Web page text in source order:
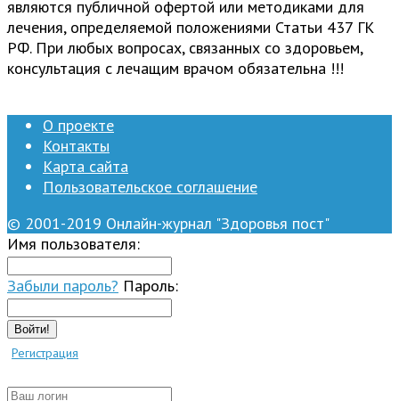
являются публичной офертой или методиками для
лечения, определяемой положениями Статьи 437 ГК
РФ. При любых вопросах, связанных со здоровьем,
консультация с лечащим врачом обязательна !!!
О проекте
Контакты
Карта сайта
Пользовательское соглашение
© 2001-2019 Онлайн-журнал "Здоровья пост"
Имя пользователя:
Забыли пароль? Пароль:
Войти!
Регистрация